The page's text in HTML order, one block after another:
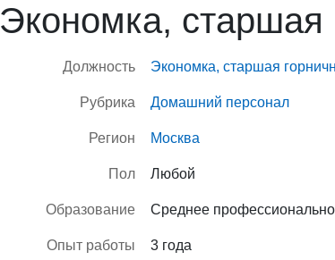
Экономка, старшая
Должность Экономка, старшая
Рубрика Домашний персонал
Регион Москва
Пол Любой
Образование Среднее
Опыт работы 3 года